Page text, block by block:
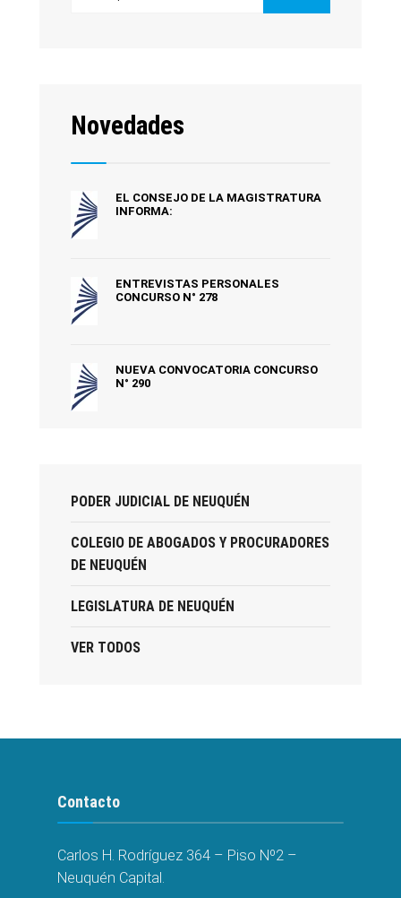
Novedades
EL CONSEJO DE LA MAGISTRATURA
INFORMA:
ENTREVISTAS PERSONALES
CONCURSO N° 278
NUEVA CONVOCATORIA CONCURSO
N° 290
PODER JUDICIAL DE NEUQUÉN
COLEGIO DE ABOGADOS Y PROCURADORES
DE NEUQUÉN
LEGISLATURA DE NEUQUÉN
VER TODOS
Contacto
Carlos H. Rodríguez 364 – Piso Nº2 –
Neuquén Capital.